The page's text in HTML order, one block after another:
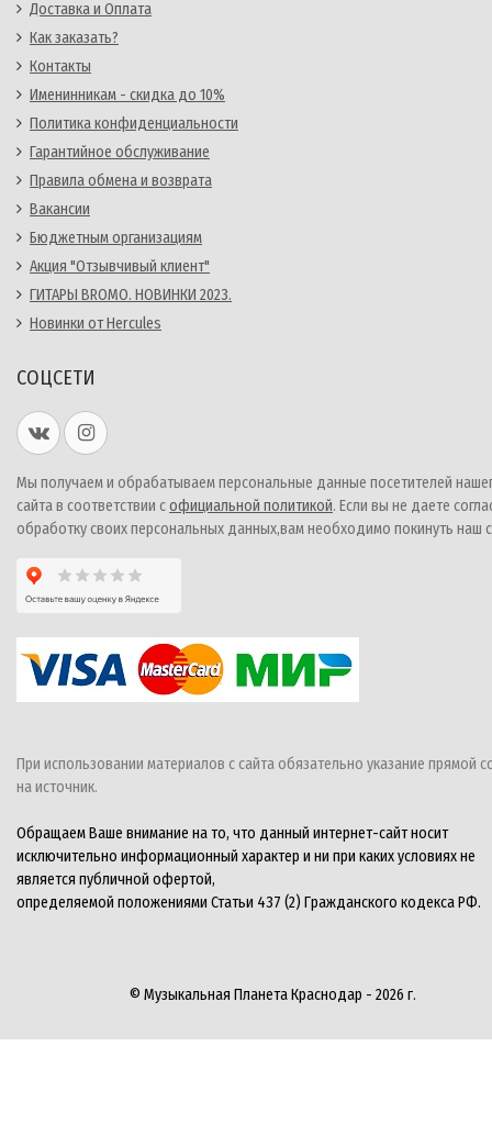
Доставка и Оплата
Как заказать?
Контакты
Именинникам - скидка до 10%
Политика конфиденциальности
Гарантийное обслуживание
Правила обмена и возврата
Вакансии
Бюджетным организациям
Акция "Отзывчивый клиент"
ГИТАРЫ BROMO. НОВИНКИ 2023.
Новинки от Hercules
СОЦСЕТИ
Мы получаем и обрабатываем персональные данные посетителей
сайта в соответствии софициальной политикой. Если вы не даете
обработку своих персональных данных,вам необходимо покинуть наш
При использовании материалов с сайта обязательно указание прямой
на источник.
Обращаем Ваше внимание на то, что данный интернет-сайт носит
исключительно информационный характер и ни при каких условиях не
является публичной офертой,
определяемой положениями Статьи 437 (2) Гражданского кодекса РФ.
© Музыкальная Планета Краснодар - 2026 г.